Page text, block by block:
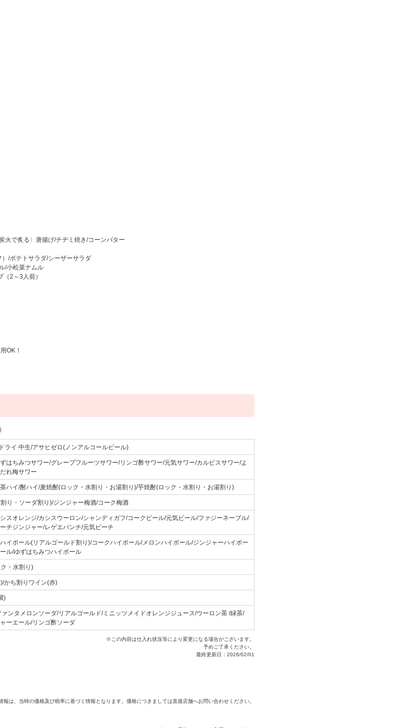
火で炙る〉唐揚げ/チヂミ焼き/コーンバター
/ポテトサラダ/シーザーサラダ
/小松菜ナムル
2～3人前）
OK！
ライ 中生/アサヒゼロ(ノンアルコールビール)
はちみつサワー/グレープフルーツサワー/リンゴ酢サワー/元気サワー/カルピスサワー/よ
れ梅サワー
ハイ/酎ハイ/麦焼酎(ロック・水割り・お湯割り)/芋焼酎(ロック・水割り・お湯割り)
り・ソーダ割り)/ジンジャー梅酒/コーク梅酒
スオレンジ/カシスウーロン/シャンディガフ/コークビール/元気ビール/ファジーネーブル/
チジンジャー/レゲエパンチ/元気ピーチ
イボール(リアルゴールド割り)/コークハイボール/メロンハイボール/ジンジャーハイボー
ル/ゆずはちみつハイボール
・水割り)
かち割りワイン(赤)
)
ァンタメロンソーダ/リアルゴールド/ミニッツメイドオレンジジュース/ウーロン茶 /緑茶/
ーエール/リンゴ酢ソーダ
※この内容は仕入れ状況等により変更になる場合がございます。
予めご了承ください。
最終更新日：2026/02/01
は、当時の価格及び税率に基づく情報となります。価格につきましては直接店舗へお問い合わせください。